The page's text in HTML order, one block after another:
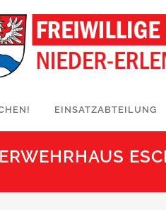
EINSATZABTEILUNG